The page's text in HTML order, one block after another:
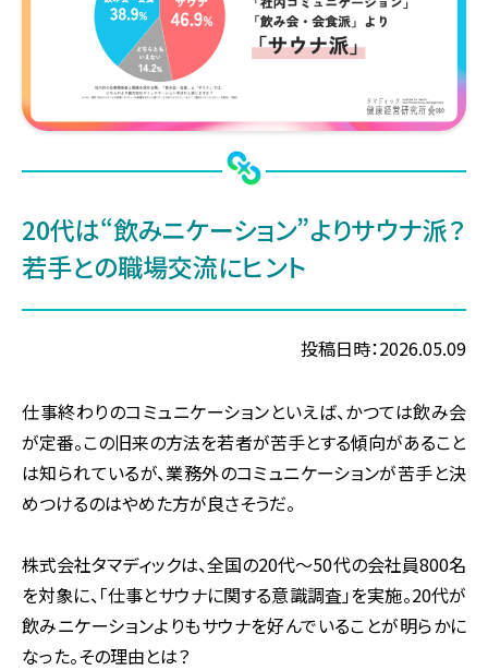
20代は“飲みニケーション”よりサウナ派？
若手との職場交流にヒント
投稿日時：2026.05.09
仕事終わりのコミュニケーションといえば、かつては飲み会
が定番。この旧来の方法を若者が苦手とする傾向があること
は知られているが、業務外のコミュニケーションが苦手と決
めつけるのはやめた方が良さそうだ。
株式会社タマディックは、全国の20代〜50代の会社員800名
を対象に、「仕事とサウナに関する意識調査」を実施。20代が
飲みニケーションよりもサウナを好んでいることが明らかに
なった。その理由とは？